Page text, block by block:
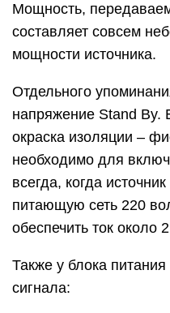
Мощность,
составляет совсем
мощности источника.
Отдельного
напряжение Stand By.
окраска изоляции –
необходимо для
всегда, когда
питающую сеть 220
обеспечить ток около
Также у блока
сигнала: